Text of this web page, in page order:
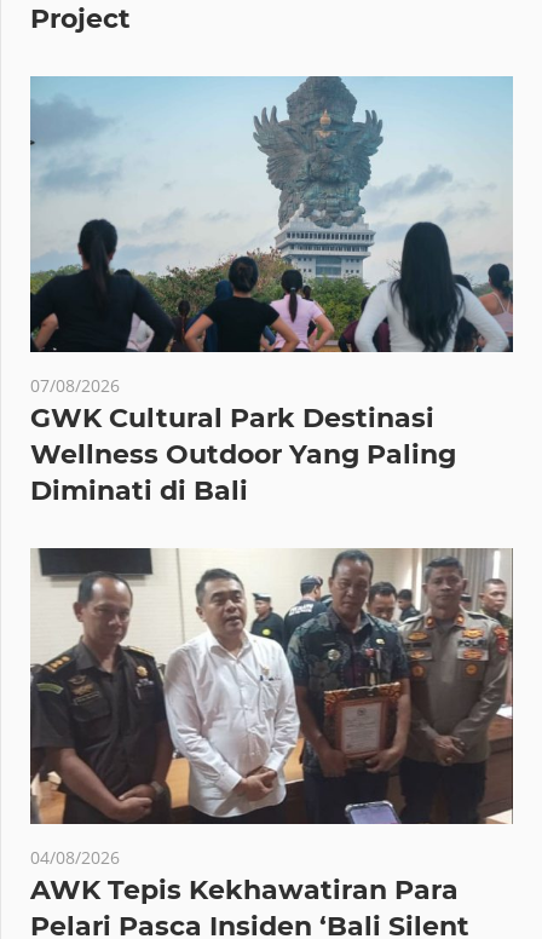
Project
07/08/2026
GWK Cultural Park Destinasi
Wellness Outdoor Yang Paling
Diminati di Bali
04/08/2026
AWK Tepis Kekhawatiran Para
Pelari Pasca Insiden ‘Bali Silent